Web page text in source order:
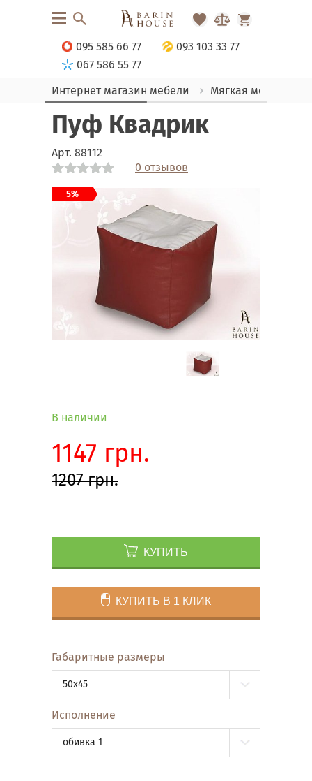
095 585 66 77
093 103 33 77
067 586 55 77
Интернет магазин мебели
Мягкая мебель
Пуф Квадрик
Арт. 88112
0 отзывов
5%
Link
В наличии
1147 грн.
1207 грн.
КУПИТЬ
КУПИТЬ В 1 КЛИК
Габаритные размеры
50x45
Исполнение
обивка 1